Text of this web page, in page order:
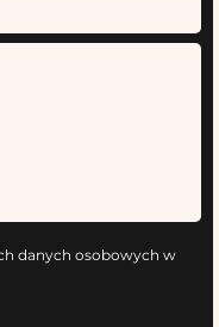
danych osobowych w